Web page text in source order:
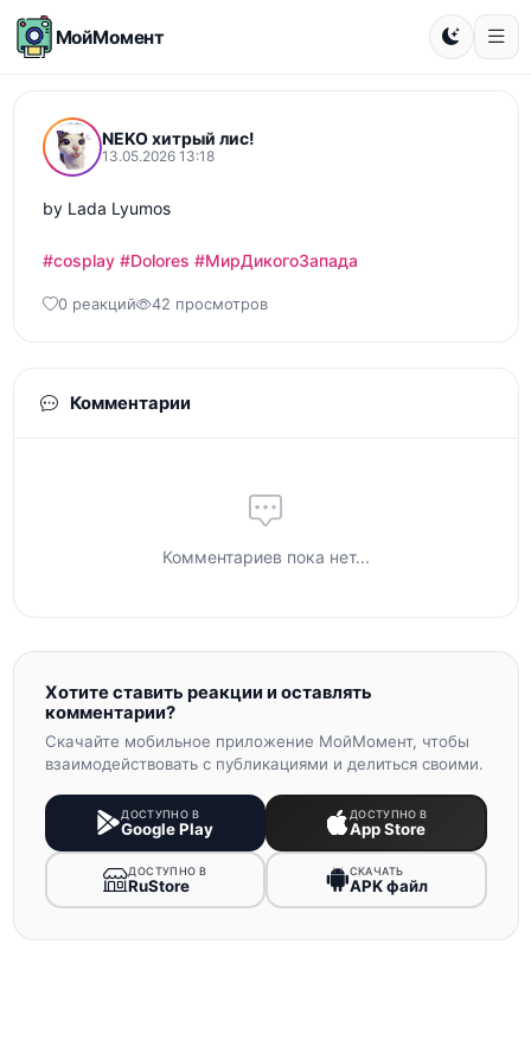
МойМомент
NEKO хитрый лис!
13.05.2026 13:18
by Lada Lyumos
#cosplay #Dolores #МирДикогоЗапада
0 реакций 42 просмотров
Комментарии
Комментариев пока нет...
Хотите ставить реакции и оставлять
комментарии?
Скачайте мобильное приложение МойМомент, чтобы
взаимодействовать с публикациями и делиться своими.
ДОСТУПНО В
Google Play
ДОСТУПНО В
App Store
ДОСТУПНО В
RuStore
СКАЧАТЬ
APK файл